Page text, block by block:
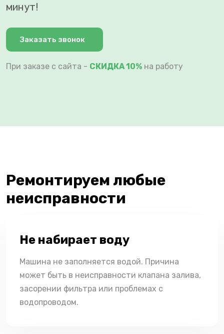
минут!
Заказать звонок
При заказе с сайта - СКИДКА 10% на работу
Ремонтируем любые
неисправности
Не набирает воду
Машина не заполняется водой. Причина
может быть в неисправности клапана залива,
засорении фильтра или проблемах с
водопроводом.